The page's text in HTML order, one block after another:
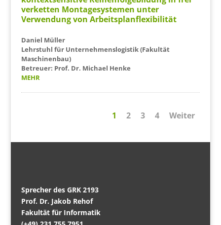
verketten Montagesystemen unter
Verwendung von Arbeitsplanflexibilität
Daniel Müller
Lehrstuhl für Unternehmenslogistik (Fakultät
Maschinenbau)
Betreuer: Prof. Dr. Michael Henke
MEHR
1 2 3 4 Weiter
Sprecher des GRK 2193
Prof. Dr. Jakob Rehof
Fakultät für Informatik